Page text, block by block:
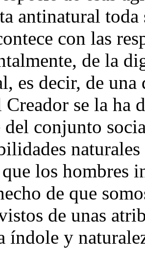
antinatural
con las
de la
es decir, de
Creador se la ha
del conjunto
los hombres
de que
de unas
índole y